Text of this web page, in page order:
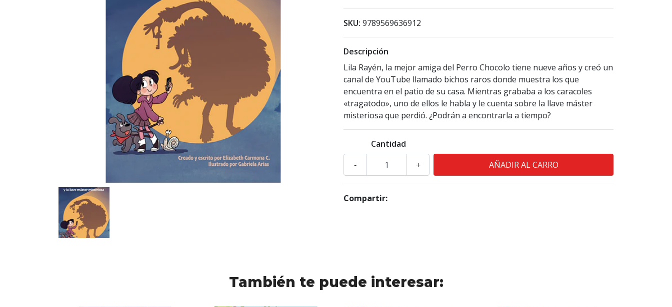
SKU: 9789569636912
Descripción
Lila Rayén, la mejor amiga del Perro Chocolo tiene nueve años y creó un
canal de YouTube llamado bichos raros donde muestra los que
encuentra en el patio de su casa. Mientras grababa a los caracoles
«tragatodo», uno de ellos le habla y le cuenta sobre la llave máster
misteriosa que perdió. ¿Podrán a encontrarla a tiempo?
Cantidad
+
-
Compartir:
También te puede interesar: